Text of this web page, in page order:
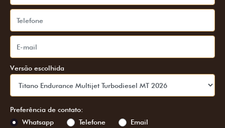
Versão escolhida
Preferência de contato:
Whatsapp
Telefone Email